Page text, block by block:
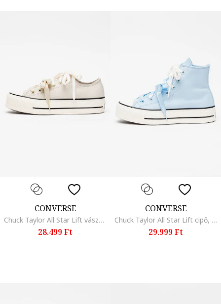
CONVERSE
Chuck Taylor All Star Lift vászoncipő, Törtfehér
28.499 Ft
CONVERSE
Chuck Taylor All Star Lift cipő, Pasztellkék
29.999 Ft